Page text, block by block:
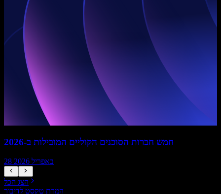
חמש חברות הסוכנים הקוליים המובילות ב-2026
28 באפריל 2026
הצג הכל
המרת טקסט לדיבור